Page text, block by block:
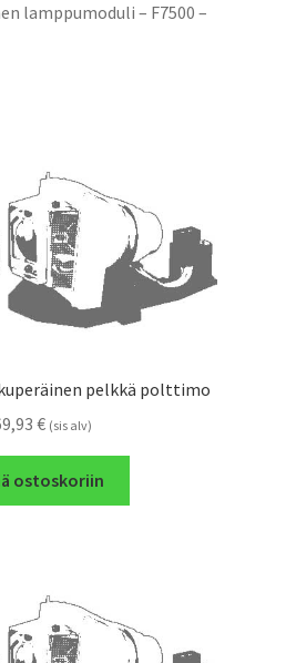
lamppumoduli – F7500 –
pelkkä polttimo
€ (sis alv)
ostoskoriin